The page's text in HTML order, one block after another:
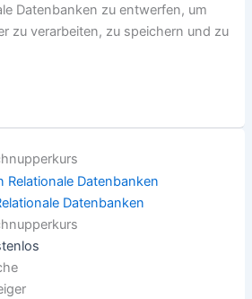
Datenbanken zu entwerfen, um
zu verarbeiten, zu speichern und zu
Datenbanken